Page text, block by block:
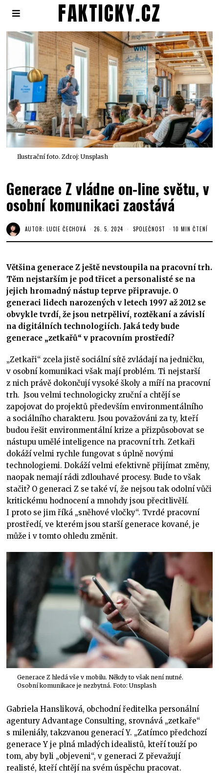
FAKTICKY.CZ
Ilustrační foto. Zdroj: Unsplash
Generace Z vládne on-line světu, v
osobní komunikaci zaostává
AUTOR:LUCIE ČECHOVÁ 26. 5. 2024 SPOLEČNOST 10 MIN ČTENÍ
Většina generace Z ještě nevstoupila na pracovní trh.
Těm nejstarším je pod třicet a personalisté se na
jejich hromadný nástup teprve připravuje. O
generaci lidech narozených v letech 1997 až 2012 se
obvykle tvrdí, že jsou netrpěliví, roztěkaní a závislí
na digitálních technologiích. Jaká tedy bude
generace „zetkařů“ v pracovním prostředí?
„Zetkaři“ zcela jistě sociální sítě zvládají na jedničku,
v osobní komunikaci však mají problém. Ti nejstarší
z nich právě dokončují vysoké školy a míří na pracovní
trh. Jsou velmi technologicky zruční a chtějí se
zapojovat do projektů především environmentálního
a sociálního charakteru. Jsou považováni za ty, kteří
budou řešit environmentální krize a přizpůsobovat se
nástupu umělé inteligence na pracovní trh. Zetkaři
dokáží velmi rychle fungovat s úplně novými
technologiemi. Dokáží velmi efektivně přijímat změny,
naopak nemají rádi zdlouhavé procesy. Bude to však
stačit? O generaci Z se také ví, že nejsou tak odolní vůči
kritickému hodnocení a mnohdy jsou přecitlivělí.
I proto se jim říká „sněhové vločky“. Tvrdé pracovní
prostředí, ve kterém jsou starší generace kované, je
může i v tomto ohledu změnit.
Generace Z hledá vše v mobilu. Někdy to však není nutné.
Osobní komunikace je nezbytná. Foto: Unsplash
Gabriela Hansliková, obchodní ředitelka personální
agentury Advantage Consulting, srovnává „zetkaře“
s mileniály, takzvanou generací Y. „Zatímco předchozí
generace Y je plná mladých idealistů, kteří touží po
tom, aby byli „objeveni“, v generaci Z převažují
realisté, kteří chtějí na svém úspěchu pracovat.